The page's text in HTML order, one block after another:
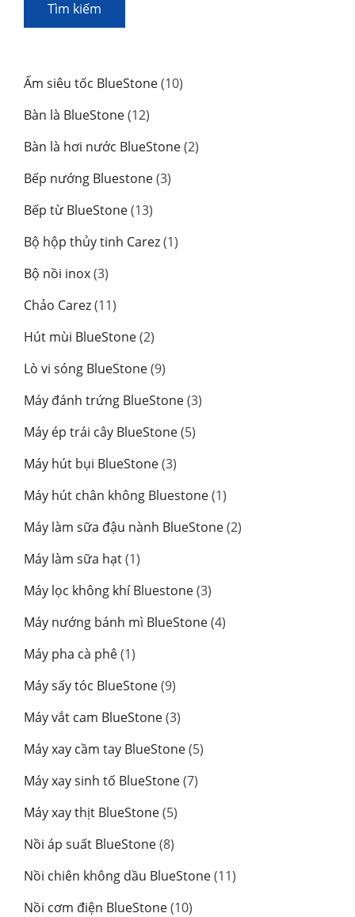
Tìm kiếm
Ấm siêu tốc BlueStone 1010
Bàn là BlueStone 1212
Bàn là hơi nước BlueStone 22
Bếp nướng Bluestone 33
Bếp từ BlueStone 1313
phẩm
Bộ hộp thủy tinh Carez 11
Bộ nồi inox 33
phẩm
Chảo Carez 1111
phẩm
Hút mùi BlueStone 22
phẩm
Lò vi sóng BlueStone 99
phẩm
Máy đánh trứng BlueStone 33
Máy ép trái cây BlueStone 55
Máy hút bụi BlueStone 33
Máy hút chân không Bluestone 11
phẩm
Máy làm sữa đậu nành BlueStone 22
Máy làm sữa hạt 11
Máy lọc không khí Bluestone 33
phẩm
Máy nướng bánh mì BlueStone 44
Máy pha cà phê 11
phẩm
Máy sấy tóc BlueStone 99
phẩm
Máy vắt cam BlueStone 33
phẩm
Máy xay cầm tay BlueStone 55
Máy xay sinh tố BlueStone 77
Máy xay thịt BlueStone 55
phẩm
Nồi áp suất BlueStone 88
Nồi chiên không dầu BlueStone 1111
Nồi cơm điện BlueStone 1010